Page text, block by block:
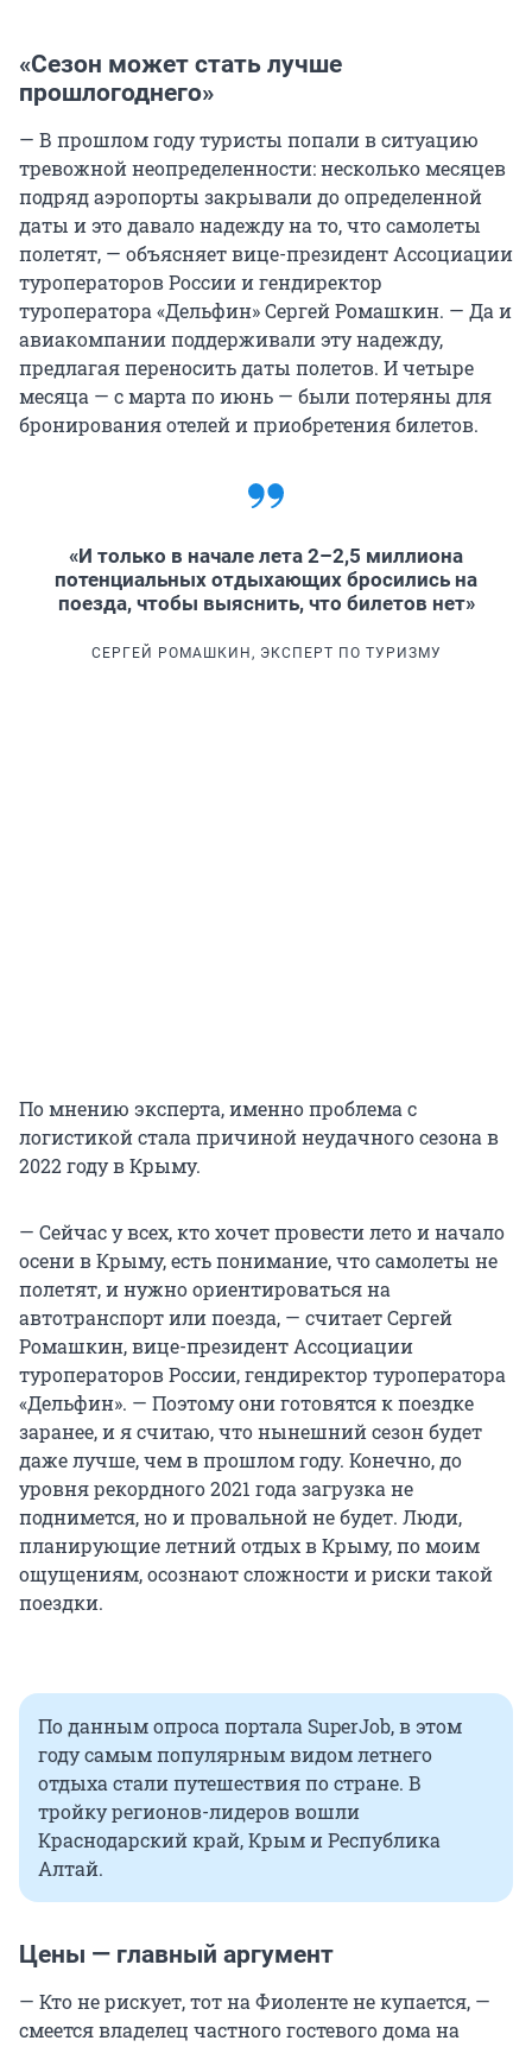
«Сезон может стать лучше
прошлогоднего»
— В прошлом году туристы попали в ситуацию
тревожной неопределенности: несколько месяцев
подряд аэропорты закрывали до определенной
даты и это давало надежду на то, что самолеты
полетят, — объясняет вице-президент Ассоциации
туроператоров России и гендиректор
туроператора «Дельфин» Сергей Ромашкин. — Да и
авиакомпании поддерживали эту надежду,
предлагая переносить даты полетов. И четыре
месяца — с марта по июнь — были потеряны для
бронирования отелей и приобретения билетов.
«И только в начале лета 2–2,5 миллиона
потенциальных отдыхающих бросились на
поезда, чтобы выяснить, что билетов нет»
СЕРГЕЙ РОМАШКИН, ЭКСПЕРТ ПО ТУРИЗМУ
По мнению эксперта, именно проблема с
логистикой стала причиной неудачного сезона в
2022 году в Крыму.
— Сейчас у всех, кто хочет провести лето и начало
осени в Крыму, есть понимание, что самолеты не
полетят, и нужно ориентироваться на
автотранспорт или поезда, — считает Сергей
Ромашкин, вице-президент Ассоциации
туроператоров России, гендиректор туроператора
«Дельфин». — Поэтому они готовятся к поездке
заранее, и я считаю, что нынешний сезон будет
даже лучше, чем в прошлом году. Конечно, до
уровня рекордного 2021 года загрузка не
поднимется, но и провальной не будет. Люди,
планирующие летний отдых в Крыму, по моим
ощущениям, осознают сложности и риски такой
поездки.
По данным опроса портала SuperJob, в этом
году самым популярным видом летнего
отдыха стали путешествия по стране. В
тройку регионов-лидеров вошли
Краснодарский край, Крым и Республика
Алтай.
Цены — главный аргумент
— Кто не рискует, тот на Фиоленте не купается, —
смеется владелец частного гостевого дома на